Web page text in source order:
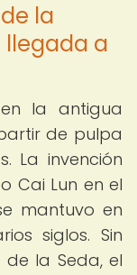
la
a
la antigua
de pulpa
La invención
Cai Lun en el
mantuvo en
siglos. Sin
la Seda, el